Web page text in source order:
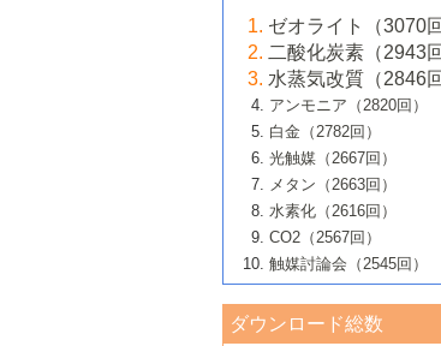
大学：オンライン・対面開催）
6号 メタン転換技術の最新動向
B号 第125回触媒討論会（2020
院大学）
5号 固体触媒による含窒素有機
換の最前線
6号 貴金属使用量低減に向けた
ガス浄化触媒の開発
B号 第123回触媒討論会（2019
B号 第121回触媒討論会（2018
大学）
5号 水素のふるまいを解き明か
研究
6号 低級アルカンの有効利用の
媒技術
B号 第119回触媒討論会（2017
大学東京）
媒技術
3号 触媒研究の最先端～とびたて
者たち～（1）
4号 触媒研究の最先端～とびたて
者たち～（2）
5号 触媒研究の最先端～とびたて
者たち～（3）
6号 イオニクス材料と燃料電池・
の最新の研究動向
B号 第117回触媒討論会（2016年
立大学）
2号 石油精製用触媒の最近の進展
3号 固体酸化物形燃料電池（
るアノード触媒上での燃料直接改
4号 コアシェル構造の制御による
5号 工業触媒およびその周辺技術
進歩
6号 ナノシート
B号 第115回触媒討論会（2015年
2号 光触媒反応機構に関する最新
向
開発動向
4号 人工光合成に向けた近年のア
5号 未利用熱エネルギーの有効活
する触媒技術
6号 ポリオキソメタレート
B号 第113回触媒討論会（2014年
ールホテル豊橋）
1号 高耐久性燃料電池システム用
ける新展開
2号 リビングラジカル重合の最近
3号 天然ガスの化学工業的展開に
媒技術
4号 貴金属触媒の精密構造制御と
5号 バイオマス化成品製造のため
6号 ナノ空間─吸着状態解析から
▼54巻（2012年）
1号 規則性多孔体の利用技術にお
の進歩
2号 第109回触媒討論会
3号 貴金属低減技術の最新動向
4号 貴金属代替技術の最新動向
5号 光触媒による物質変換反応の
6号 グラフェン
7号 水素を利用する化成品合成の
▼53巻（2011年）
1号 金属学から見る合金触媒の新
2号 第107回触媒討論会
3号 触媒のその場観察法の進歩（
4号 触媒のその場観察法の進歩（
5号 不活性結合の触媒的活性化に
合成
6号 新しい固体酸触媒技術
7号 ゼオライト合成における最近
▼52巻（2010年）
1号 触媒の劣化対策と長寿命触媒
2号 第105回触媒討論会
3号 ナノ構造が拓く新機能
4号 活性サイトおよびその環境の
計による触媒の高機能化
5号 触媒を有効に使うための技術
1号 炭素材料－熱い注目を集める
2号 第103回触媒討論会
3号 環境浄化用光触媒の現状と課題
4号 水素社会の実現に向けた水素
蔵技術の進歩
5号 CO が関わる触媒・材料
▼50巻（2008年）
1号 触媒化学と学会のこの10年，
そして未来
2号 第101回触媒討論会
▼49巻（2007年）
1号 含フッ素化合物の合成と触媒
2号 第99回触媒討論会
3号 実用的ファインケミカル合成
▼48巻（2006年）
1号 固体酸触媒の最近の進歩
2号 第97回触媒討論会
1号 最近の触媒担体とその効果
▼46巻（2004年）
ゼオライト（3070回
二酸化炭素（2943回
水蒸気改質（2846回
アンモニア（2820回）
白金（2782回）
光触媒（2667回）
メタン（2663回）
水素化（2616回）
CO2（2567回）
触媒討論会（2545回）
ダウンロード総数